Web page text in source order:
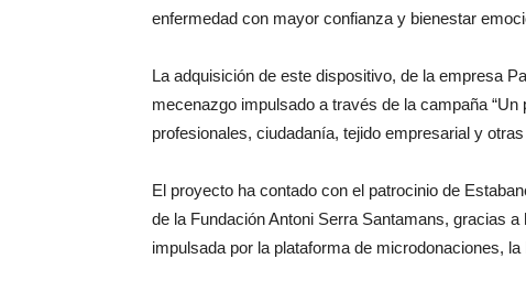
enfermedad con mayor confianza y bienestar
La adquisición de este dispositivo, de la empresa
mecenazgo impulsado a través de la campaña
profesionales, ciudadanía, tejido empresarial y
El proyecto ha contado con el patrocinio de
de la Fundación Antoni Serra Santamans, gracias
impulsada por la plataforma de microdonaciones,